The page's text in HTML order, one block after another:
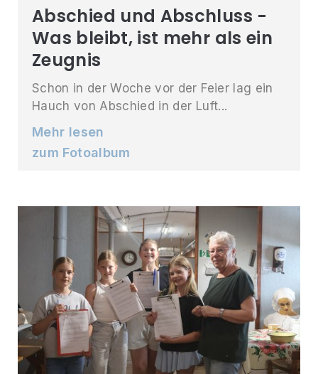
Abschied und Abschluss -
Was bleibt, ist mehr als ein
Zeugnis
Schon in der Woche vor der Feier lag ein
Hauch von Abschied in der Luft...
Mehr lesen
zum Fotoalbum